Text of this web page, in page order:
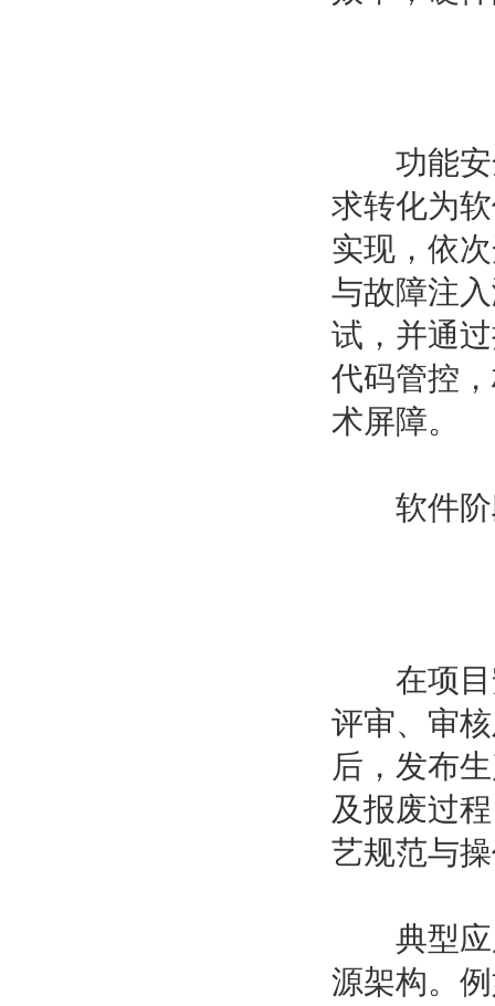
功能安全
求转化为
实现，依
与故障注
试，并通
代码管控
术屏障。
软件阶
在项目安
评审、审
后，发布
及报废过
艺规范与
典型应
源架构。